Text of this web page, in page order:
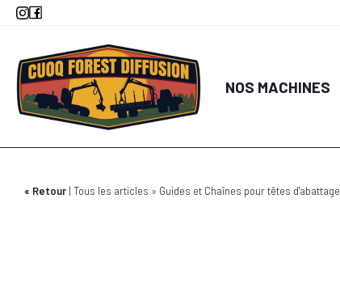
Aller
principal
NOS MACHINES
Retour Tous les articles Guides et Chaînes pour têtes d'abattage